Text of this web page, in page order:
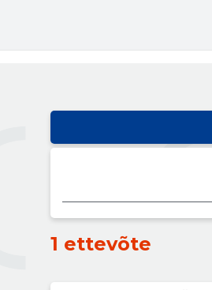
1 ettevõte